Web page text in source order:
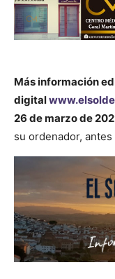
Más información
digital
26 de marzo de
su ordenador,